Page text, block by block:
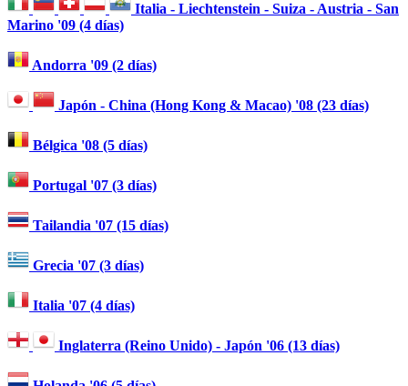
Italia - Liechtenstein - Suiza - Austria - San
Marino '09 (4 días)
Andorra '09 (2 días)
Japón - China (Hong Kong & Macao) '08 (23 días)
Bélgica '08 (5 días)
Portugal '07 (3 días)
Tailandia '07 (15 días)
Grecia '07 (3 días)
Italia '07 (4 días)
Inglaterra (Reino Unido) - Japón '06 (13 días)